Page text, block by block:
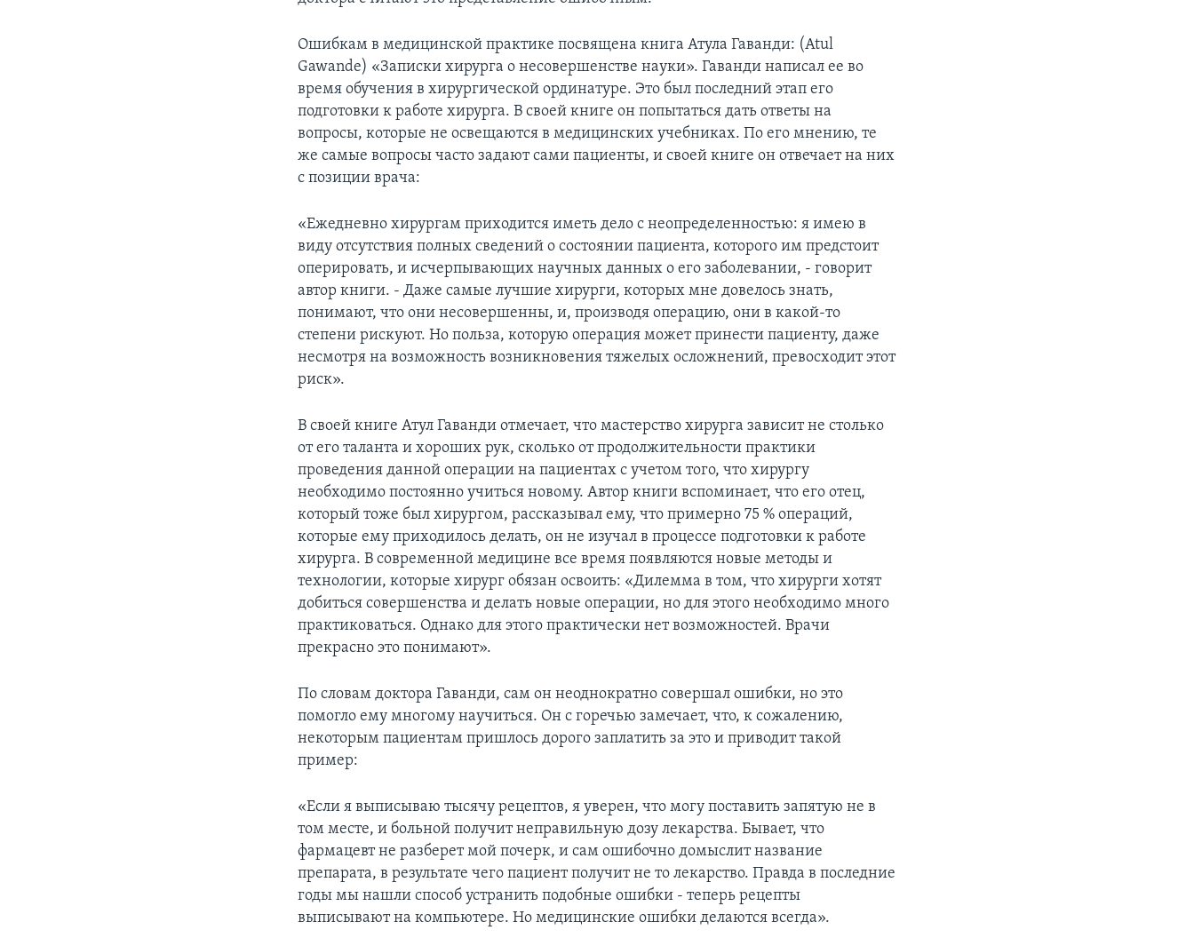
Ошибкам в медицинской практике посвящена книга Атула Гаванди: (Atul
Gawande) «Записки хирурга о несовершенстве науки». Гаванди написал ее во
время обучения в хирургической ординатуре. Это был последний этап его
подготовки к работе хирурга. В своей книге он попытаться дать ответы на
вопросы, которые не освещаются в медицинских учебниках. По его мнению, те
же самые вопросы часто задают сами пациенты, и своей книге он отвечает на них
с позиции врача:
«Ежедневно хирургам приходится иметь дело с неопределенностью: я имею в
виду отсутствия полных сведений о состоянии пациента, которого им предстоит
оперировать, и исчерпывающих научных данных о его заболевании, - говорит
автор книги. - Даже самые лучшие хирурги, которых мне довелось знать,
понимают, что они несовершенны, и, производя операцию, они в какой-то
степени рискуют. Но польза, которую операция может принести пациенту, даже
несмотря на возможность возникновения тяжелых осложнений, превосходит этот
риск».
В своей книге Атул Гаванди отмечает, что мастерство хирурга зависит не столько
от его таланта и хороших рук, сколько от продолжительности практики
проведения данной операции на пациентах с учетом того, что хирургу
необходимо постоянно учиться новому. Автор книги вспоминает, что его отец,
который тоже был хирургом, рассказывал ему, что примерно 75 % операций,
которые ему приходилось делать, он не изучал в процессе подготовки к работе
хирурга. В современной медицине все время появляются новые методы и
технологии, которые хирург обязан освоить: «Дилемма в том, что хирурги хотят
добиться совершенства и делать новые операции, но для этого необходимо много
практиковаться. Однако для этого практически нет возможностей. Врачи
прекрасно это понимают».
По словам доктора Гаванди, сам он неоднократно совершал ошибки, но это
помогло ему многому научиться. Он с горечью замечает, что, к сожалению,
некоторым пациентам пришлось дорого заплатить за это и приводит такой
пример:
«Если я выписываю тысячу рецептов, я уверен, что могу поставить запятую не в
том месте, и больной получит неправильную дозу лекарства. Бывает, что
фармацевт не разберет мой почерк, и сам ошибочно домыслит название
препарата, в результате чего пациент получит не то лекарство. Правда в последние
годы мы нашли способ устранить подобные ошибки - теперь рецепты
выписывают на компьютере. Но медицинские ошибки делаются всегда».